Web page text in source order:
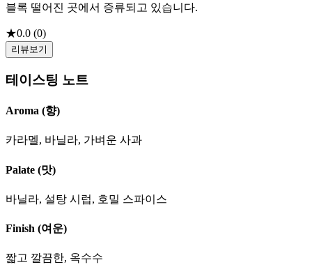
블록 떨어진 곳에서 증류되고 있습니다.
★0.0 (0)
리뷰보기
테이스팅 노트
Aroma (향)
카라멜, 바닐라, 가벼운 사과
Palate (맛)
바닐라, 설탕 시럽, 호밀 스파이스
Finish (여운)
짧고 깔끔한, 옥수수